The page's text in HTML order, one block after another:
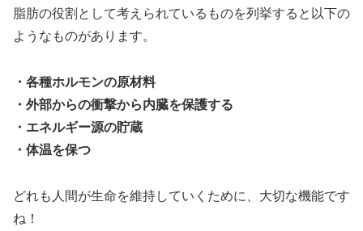
脂肪の役割として考えられているものを列挙すると以下の
ようなものがあります。
・各種ホルモンの原材料
・外部からの衝撃から内臓を保護する
・エネルギー源の貯蔵
・体温を保つ
どれも人間が生命を維持していくために、大切な機能です
ね！